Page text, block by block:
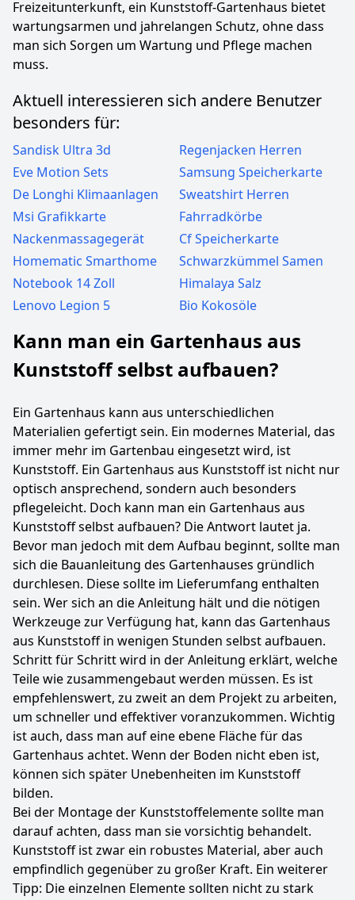
Freizeitunterkunft, ein Kunststoff-Gartenhaus bietet
wartungsarmen und jahrelangen Schutz, ohne dass
man sich Sorgen um Wartung und Pflege machen
muss.
Aktuell interessieren sich andere Benutzer
besonders für:
Sandisk Ultra 3d
Regenjacken Herren
Eve Motion Sets
Samsung Speicherkarte
De Longhi Klimaanlagen
Sweatshirt Herren
Msi Grafikkarte
Fahrradkörbe
Nackenmassagegerät
Cf Speicherkarte
Homematic Smarthome
Schwarzkümmel Samen
Notebook 14 Zoll
Himalaya Salz
Lenovo Legion 5
Bio Kokosöle
Kann man ein Gartenhaus aus
Kunststoff selbst aufbauen?
Ein Gartenhaus kann aus unterschiedlichen
Materialien gefertigt sein. Ein modernes Material, das
immer mehr im Gartenbau eingesetzt wird, ist
Kunststoff. Ein Gartenhaus aus Kunststoff ist nicht nur
optisch ansprechend, sondern auch besonders
pflegeleicht. Doch kann man ein Gartenhaus aus
Kunststoff selbst aufbauen? Die Antwort lautet ja.
Bevor man jedoch mit dem Aufbau beginnt, sollte man
sich die Bauanleitung des Gartenhauses gründlich
durchlesen. Diese sollte im Lieferumfang enthalten
sein. Wer sich an die Anleitung hält und die nötigen
Werkzeuge zur Verfügung hat, kann das Gartenhaus
aus Kunststoff in wenigen Stunden selbst aufbauen.
Schritt für Schritt wird in der Anleitung erklärt, welche
Teile wie zusammengebaut werden müssen. Es ist
empfehlenswert, zu zweit an dem Projekt zu arbeiten,
um schneller und effektiver voranzukommen. Wichtig
ist auch, dass man auf eine ebene Fläche für das
Gartenhaus achtet. Wenn der Boden nicht eben ist,
können sich später Unebenheiten im Kunststoff
bilden.
Bei der Montage der Kunststoffelemente sollte man
darauf achten, dass man sie vorsichtig behandelt.
Kunststoff ist zwar ein robustes Material, aber auch
empfindlich gegenüber zu großer Kraft. Ein weiterer
Tipp: Die einzelnen Elemente sollten nicht zu stark